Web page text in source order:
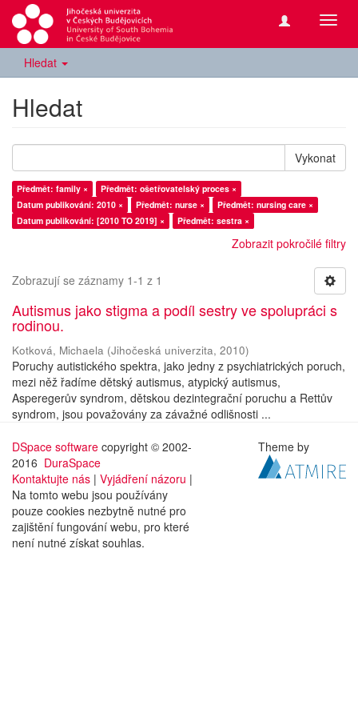
Hledat
Hledat
Vykonat
Předmět: family ×
Předmět: ošetřovatelský proces ×
Datum publikování: 2010 ×
Předmět: nurse ×
Předmět: nursing care ×
Datum publikování: [2010 TO 2019] ×
Předmět: sestra ×
Zobrazit pokročilé filtry
Zobrazují se záznamy 1-1 z 1
Autismus jako stigma a podíl sestry ve spolupráci s
rodinou.
Kotková, Michaela (Jihočeská univerzita, 2010)
Poruchy autistického spektra, jako jedny z psychiatrických poruch,
mezi něž řadíme dětský autismus, atypický autismus,
Asperegerův syndrom, dětskou dezintegrační poruchu a Rettův
syndrom, jsou považovány za závažné odlišnosti ...
DSpace software copyright © 2002-
2016 DuraSpace
Kontaktujte nás | Vyjádření názoru |
Na tomto webu jsou používány
pouze cookies nezbytně nutné pro
zajištění fungování webu, pro které
není nutné získat souhlas.
Theme by